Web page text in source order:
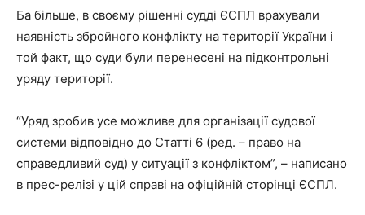
Ба більше, в своєму рішенні судді ЄСПЛ врахували
наявність збройного конфлікту на території України і
той факт, що суди були перенесені на підконтрольні
уряду території.
“Уряд зробив усе можливе для організації судової
системи відповідно до Статті 6 (ред. – право на
справедливий суд) у ситуації з конфліктом”, – написано
в прес-релізі у цій справі на офіційній сторінці ЄСПЛ.